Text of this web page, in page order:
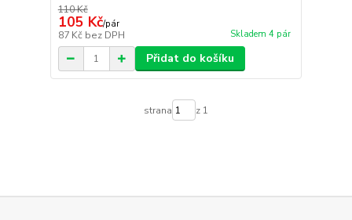
110 Kč
105 Kč/pár
87 Kč bez DPH Skladem 4 pár
Přidat do košíku
strana z 1